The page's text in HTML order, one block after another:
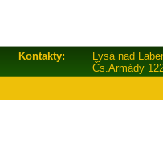
Kontakty: Lysá nad
Čs.Armády